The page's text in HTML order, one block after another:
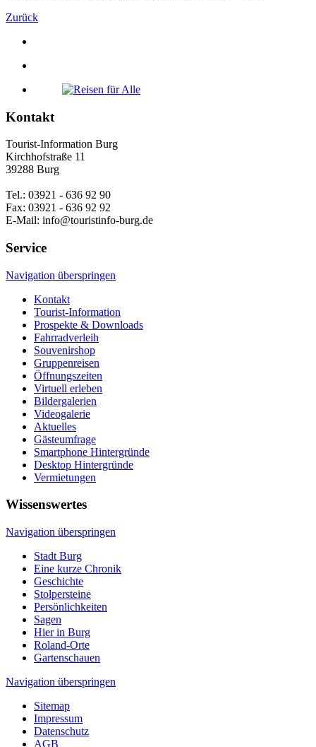
Zurück
Kontakt
Tourist-Information Burg
Kirchhofstraße 11
39288 Burg
Tel.: 03921 - 636 92 90
Fax: 03921 - 636 92 92
E-Mail: info@touristinfo-burg.de
Service
Navigation überspringen
Kontakt
Tourist-Information
Prospekte & Downloads
Fahrradverleih
Souvenirshop
Gruppenreisen
Öffnungszeiten
Virtuell erleben
Bildergalerien
Videogalerie
Aktuelles
Gästeumfrage
Smartphone Hintergründe
Desktop Hintergründe
Vermietungen
Wissenswertes
Navigation überspringen
Stadt Burg
Eine kurze Chronik
Geschichte
Stolpersteine
Persönlichkeiten
Sagen
Hier in Burg
Roland-Orte
Gartenschauen
Navigation überspringen
Sitemap
Impressum
Datenschutz
AGB